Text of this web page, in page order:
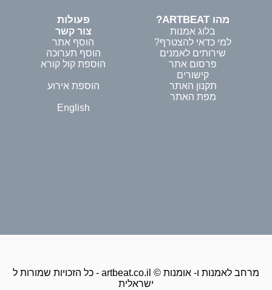
מהו ARTBEAT?
בלוג אמנות
למי כדאי להצטרף?
שירותים לאמנים
פרסום אתר
קישורים
תקנון האתר
מפת האתר
פעולות
צור קשר
הוסף אתר
הוסף תערוכה
הוספת קול קורא
הוספת אירוע
English
כל הזכויות שמורות ל - artbeat.co.il © מרחב לאמנות ו- אומנות
ישראלית